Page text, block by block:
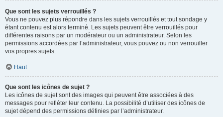
Que sont les sujets verrouillés ?
Vous ne pouvez plus répondre dans les sujets verrouillés et tout sondage y
étant contenu est alors terminé. Les sujets peuvent être verrouillés pour
différentes raisons par un modérateur ou un administrateur. Selon les
permissions accordées par l’administrateur, vous pouvez ou non verrouiller
vos propres sujets.
Haut
Que sont les icônes de sujet ?
Les icônes de sujet sont des images qui peuvent être associées à des
messages pour refléter leur contenu. La possibilité d’utiliser des icônes de
sujet dépend des permissions définies par l’administrateur.